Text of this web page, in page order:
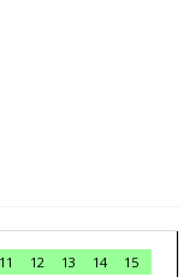
11 12 13 14
15